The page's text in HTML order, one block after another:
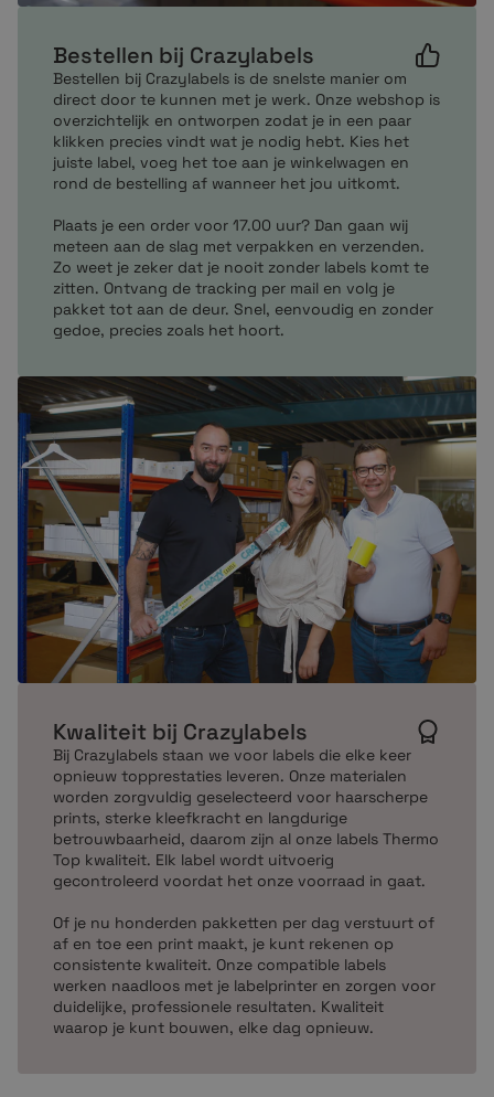
customer service zit altijd voor je klaar om je te helpen
bij het maken van de juiste en enige keuze.
Bestellen bij Crazylabels
Bestellen bij Crazylabels is de snelste manier om
direct door te kunnen met je werk. Onze webshop is
overzichtelijk en ontworpen zodat je in een paar
klikken precies vindt wat je nodig hebt. Kies het
juiste label, voeg het toe aan je winkelwagen en
rond de bestelling af wanneer het jou uitkomt.
Plaats je een order voor 17.00 uur? Dan gaan wij
meteen aan de slag met verpakken en verzenden.
Zo weet je zeker dat je nooit zonder labels komt te
zitten. Ontvang de tracking per mail en volg je
pakket tot aan de deur. Snel, eenvoudig en zonder
gedoe, precies zoals het hoort.
Kwaliteit bij Crazylabels
Bij Crazylabels staan we voor labels die elke keer
opnieuw topprestaties leveren. Onze materialen
worden zorgvuldig geselecteerd voor haarscherpe
prints, sterke kleefkracht en langdurige
betrouwbaarheid, daarom zijn al onze labels Thermo
Top kwaliteit. Elk label wordt uitvoerig
gecontroleerd voordat het onze voorraad in gaat.
Of je nu honderden pakketten per dag verstuurt of
af en toe een print maakt, je kunt rekenen op
consistente kwaliteit. Onze compatible labels
werken naadloos met je labelprinter en zorgen voor
duidelijke, professionele resultaten. Kwaliteit
waarop je kunt bouwen, elke dag opnieuw.